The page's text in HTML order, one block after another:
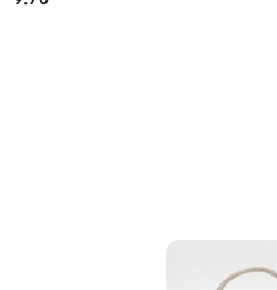
Cena: